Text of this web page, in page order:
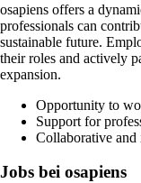
osapiens offers a
professionals can
sustainable future.
their roles and actively
expansion.
Opportunity to
Support for
Collaborative
Jobs bei osapiens